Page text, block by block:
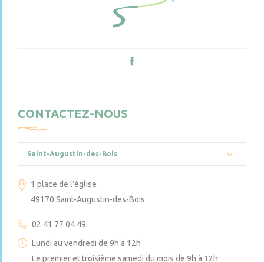
CONTACTEZ-NOUS
Saint-Augustin-des-Bois
1 place de l’église
49170 Saint-Augustin-des-Bois
02 41 77 04 49
Lundi au vendredi de 9h à 12h
Le premier et troisième samedi du mois de 9h à 12h